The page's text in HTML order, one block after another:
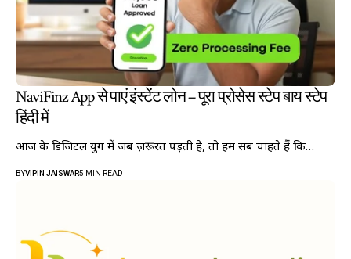
NaviFinz App से पाएं इंस्टेंट लोन – पूरा प्रोसेस स्टेप बाय स्टेप
हिंदी में
आज के डिजिटल युग में जब ज़रूरत पड़ती है, तो हम सब चाहते हैं कि…
BYVIPIN JAISWAR5 MIN READ